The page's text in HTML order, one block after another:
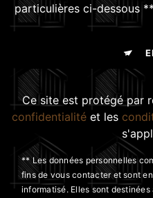
particulières ci-dessous **
Ce site est protégé par
confidentialité et les
** Les données personnelles
fins de vous contacter et sont
informatisé. Elles sont